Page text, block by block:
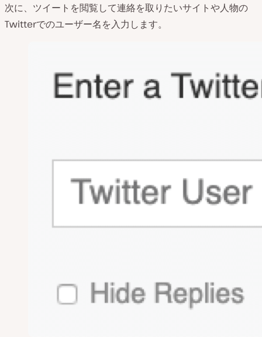
次に、ツイートを閲覧して連絡を取りたいサイトや人物の
Twitterでのユーザー名を入力します。